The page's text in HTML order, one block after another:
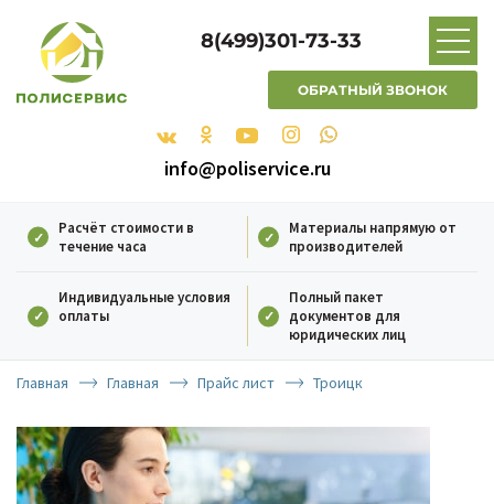
8(499)301-73-33
ОБРАТНЫЙ ЗВОНОК
info@poliservice.ru
Расчёт стоимости в
течение часа
Материалы напрямую от
производителей
Индивидуальные условия
оплаты
Полный пакет
документов для
юридических лиц
Главная Главная Прайс лист Троицк